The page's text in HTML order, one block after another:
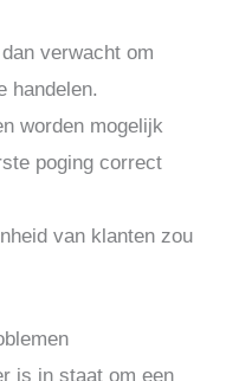
verwacht om
handelen.
worden mogelijk
poging correct
van klanten zou
is in staat om een